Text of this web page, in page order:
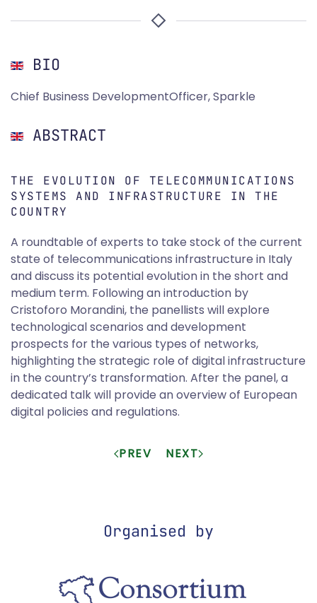
BIO
Chief Business DevelopmentOfficer, Sparkle
ABSTRACT
THE EVOLUTION OF TELECOMMUNICATIONS
SYSTEMS AND INFRASTRUCTURE IN THE
COUNTRY
A roundtable of experts to take stock of the current
state of telecommunications infrastructure in Italy
and discuss its potential evolution in the short and
medium term. Following an introduction by
Cristoforo Morandini, the panellists will explore
technological scenarios and development
prospects for the various types of networks,
highlighting the strategic role of digital infrastructure
in the country’s transformation. After the panel, a
dedicated talk will provide an overview of European
digital policies and regulations.
PREV NEXT
Organised by